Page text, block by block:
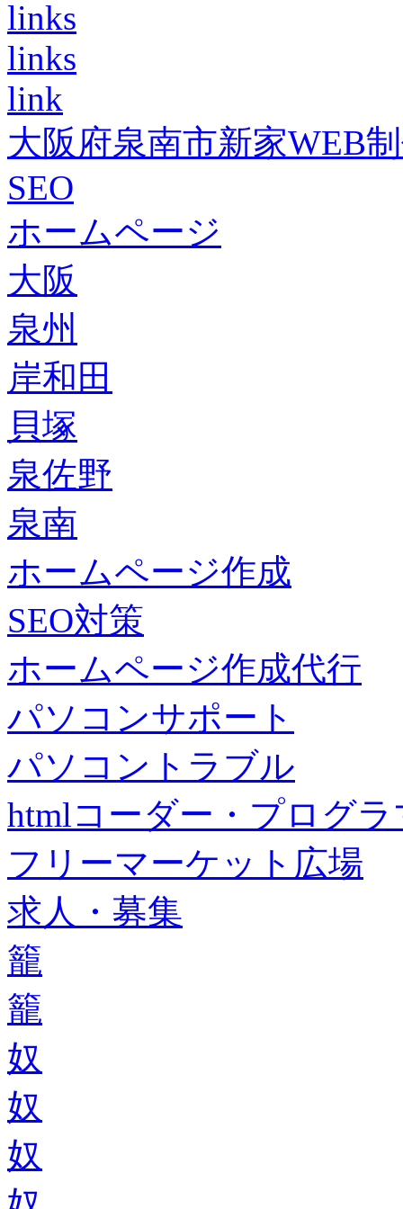
links
links
link
大阪府泉南市新家WEB
SEO
ホームページ
大阪
泉州
岸和田
貝塚
泉佐野
泉南
ホームページ作成
SEO対策
ホームページ作成代行
パソコンサポート
パソコントラブル
htmlコーダー・プログラ
フリーマーケット広場
求人・募集
籠
籠
奴
奴
奴